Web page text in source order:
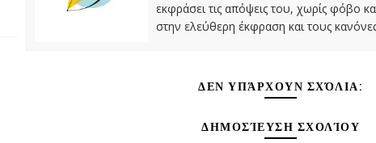
εκφράσει τις απόψεις του, χωρίς φόβο
στην ελεύθερη έκφραση και τους
ΔΕΝ ΥΠΆΡΧΟΥΝ ΣΧΌΛΙΑ:
ΔΗΜΟΣΊΕΥΣΗ ΣΧΟΛΊΟΥ